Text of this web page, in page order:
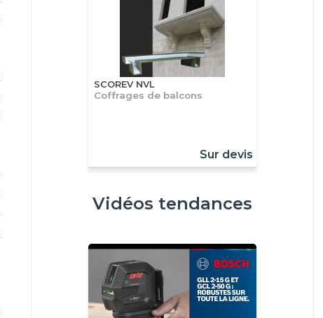
SCOREV NVL
Coffrages de balcons
Sur devis
Vidéos tendances